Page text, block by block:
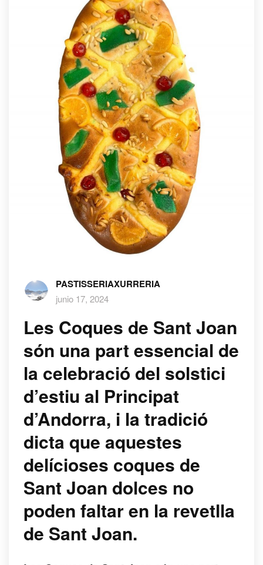
hem aconseguit per donar servei a tots els clients i amics
que ens demanaven de venir a casa a buscar els xurros i la
xocolata calenta. Us hi esperem donç, ja estem pedalant, de
dilluns a dissabte ee 7:30 a 13:00 i de 16:00 a 19:00. NYAM
😋
PASTISSERIAXURRERIA
junio 17, 2024
Les Coques de Sant Joan
són una part essencial de
la celebració del solstici
d’estiu al Principat
d’Andorra, i la tradició
dicta que aquestes
delícioses coques de
Sant Joan dolces no
poden faltar en la revetlla
de Sant Joan.